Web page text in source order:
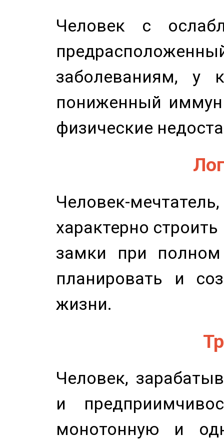
Человек с
заболеваниям, у
пониженный
физические
Человек-
характерно
замки при полном
планировать и
жизни.
Человек,
и
монотонную и